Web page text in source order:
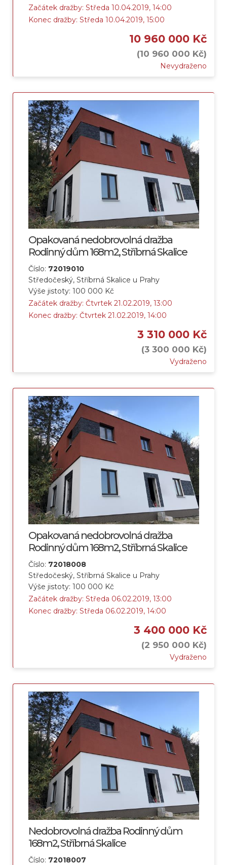
Začátek dražby: Středa 10.04.2019, 14:00
Konec dražby: Středa 10.04.2019, 15:00
10 960 000 Kč
(10 960 000 Kč)
Nevydraženo
Opakovaná nedobrovolná dražba
Rodinný dům 168m2, Stříbrná Skalice
Číslo: 72019010
Středočeský, Stříbrná Skalice u Prahy
Výše jistoty: 100 000 Kč
Začátek dražby: Čtvrtek 21.02.2019, 13:00
Konec dražby: Čtvrtek 21.02.2019, 14:00
3 310 000 Kč
(3 300 000 Kč)
Vydraženo
Opakovaná nedobrovolná dražba
Rodinný dům 168m2, Stříbrná Skalice
Číslo: 72018008
Středočeský, Stříbrná Skalice u Prahy
Výše jistoty: 100 000 Kč
Začátek dražby: Středa 06.02.2019, 13:00
Konec dražby: Středa 06.02.2019, 14:00
3 400 000 Kč
(2 950 000 Kč)
Vydraženo
Nedobrovolná dražba Rodinný dům
168m2, Stříbrná Skalice
Číslo: 72018007